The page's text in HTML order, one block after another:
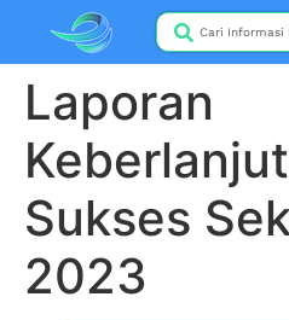
Laporan
Sukses
2023